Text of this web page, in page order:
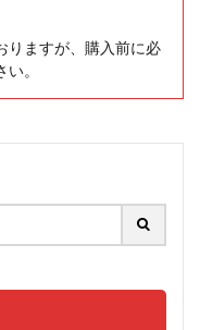
りますが、購入前に必
。